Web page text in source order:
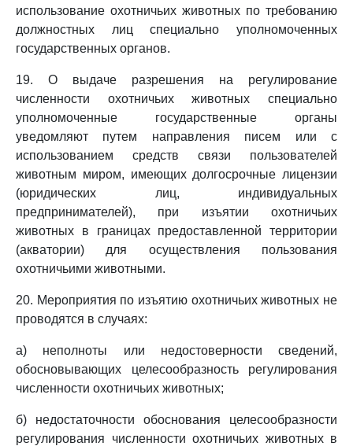
использование охотничьих животных по требованию
должностных лиц специально уполномоченных
государственных органов.
19. О выдаче разрешения на регулирование
численности охотничьих животных специально
уполномоченные государственные органы
уведомляют путем направления писем или с
использованием средств связи пользователей
животным миром, имеющих долгосрочные лицензии
(юридических лиц, индивидуальных
предпринимателей), при изъятии охотничьих
животных в границах предоставленной территории
(акватории) для осуществления пользования
охотничьими животными.
20. Мероприятия по изъятию охотничьих животных не
проводятся в случаях:
а) неполноты или недостоверности сведений,
обосновывающих целесообразность регулирования
численности охотничьих животных;
б) недостаточности обоснования целесообразности
регулирования численности охотничьих животных в